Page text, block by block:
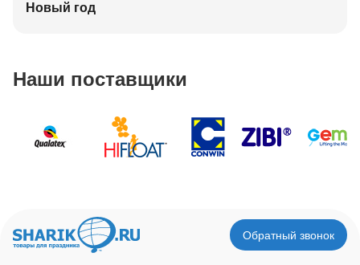
Новый год
Наши поставщики
Обратный звонок